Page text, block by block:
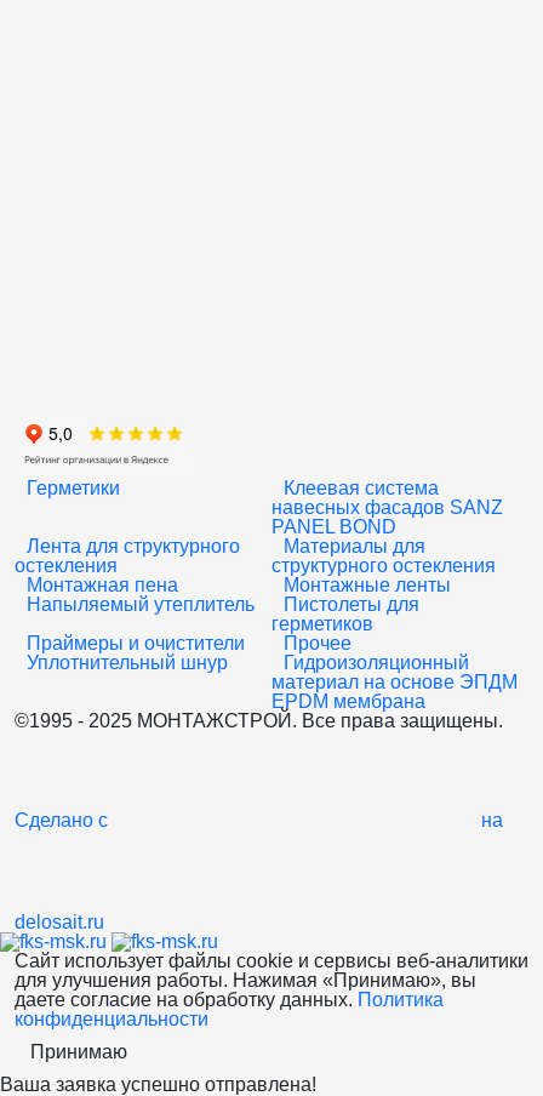
Герметики
Клеевая система
навесных фасадов SANZ
PANEL BOND
Лента для структурного
остекления
Материалы для
структурного остекления
Монтажная пена
Монтажные ленты
Напыляемый утеплитель
Пистолеты для
герметиков
Праймеры и очистители
Прочее
Уплотнительный шнур
Гидроизоляционный
материал на основе ЭПДМ
EPDM мембрана
©1995 - 2025 МОНТАЖСТРОЙ. Все права защищены.
Сделано с на
delosait.ru
Сайт использует файлы cookie и сервисы веб-аналитики
для улучшения работы. Нажимая «Принимаю», вы
даете согласие на обработку данных. Политика
конфиденциальности
Принимаю
Ваша заявка успешно отправлена!